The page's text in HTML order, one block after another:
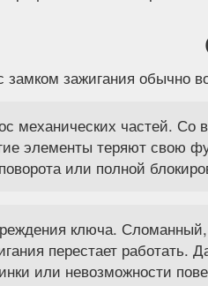
зажигания обычно
механических частей. Со
элементы теряют свою
или полной
ключа.
перестает
или невозможности